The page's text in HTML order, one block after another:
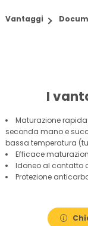
Vantaggi
I
Maturazione
seconda mano e
bassa temperatura
Efficace
Idoneo al contatto
Protezione